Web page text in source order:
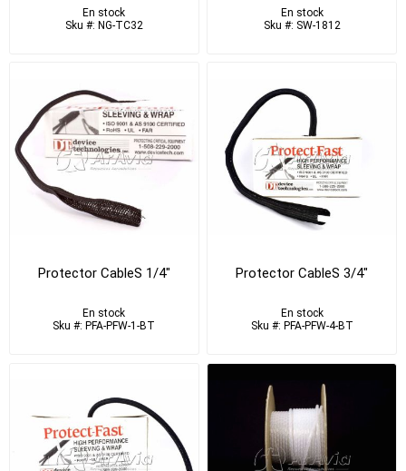
En stock
Sku #: NG-TC32
En stock
Sku #: SW-1812
Protector CableS 1/4"
En stock
Sku #: PFA-PFW-1-BT
Protector CableS 3/4"
En stock
Sku #: PFA-PFW-4-BT